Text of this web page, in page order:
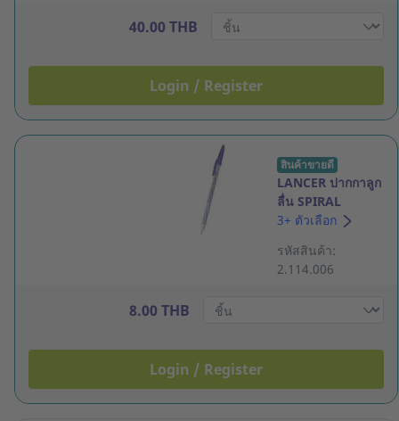
40.00 THB
Login / Register
สินค้าขายดี
LANCER ปากกาลูก
ลื่น SPIRAL
825 ด้าม
น้ำเงิน
3+ ตัวเลือก
รหัสสินค้า:
2.114.006
8.00 THB
Login / Register